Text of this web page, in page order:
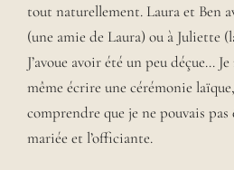
tout naturellement. Laura et Ben
(une amie de Laura) ou à Juliette
J’avoue avoir été un peu déçue…
même écrire une cérémonie
comprendre que je ne pouvais
mariée et l’officiante.